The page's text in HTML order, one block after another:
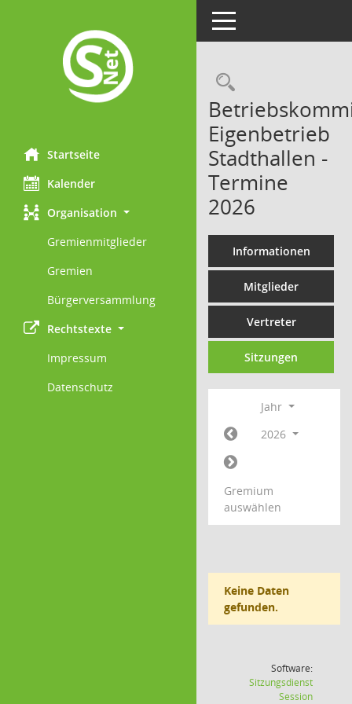
Startseite
Kalender
Organisation
Gremienmitglieder
Gremien
Bürgerversammlung
Rechtstexte
Impressum
Datenschutz
Toggle navigation
Eigenbetrieb
Stadthallen -
Termine
2026
Informationen
Mitglieder
Vertreter
Sitzungen
Jahr
2026
Gremium
auswählen
Keine Daten
gefunden.
Software:
Sitzungsdienst
Session(Wird in